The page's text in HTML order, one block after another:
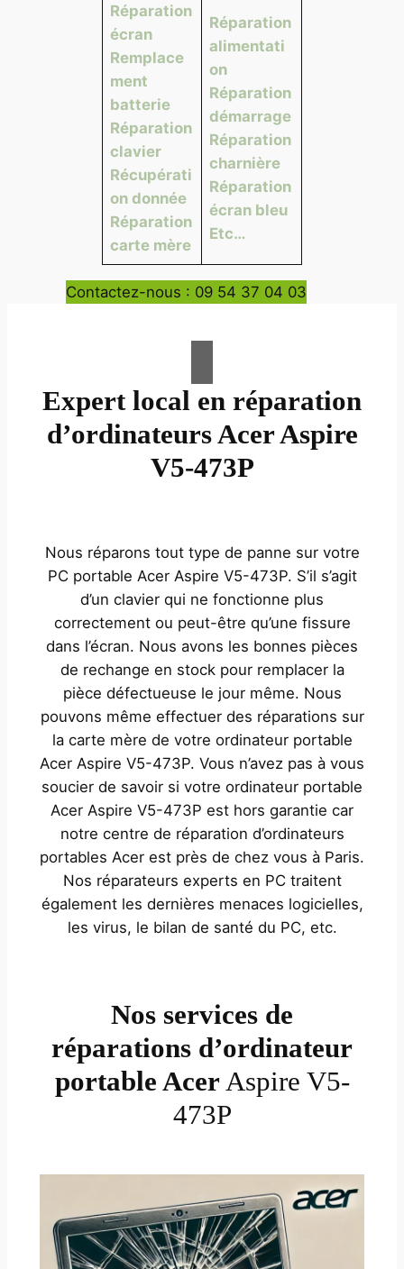
Réparation
écran
Remplace
ment
batterie
Réparation
clavier
Récupérati
on donnée
Réparation
carte mère
Réparation
alimentati
on
Réparation
démarrage
Réparation
charnière
Réparation
écran bleu
Etc…
Contactez-nous : 09 54 37 04 03
Expert local en réparation
d’ordinateurs Acer Aspire
V5-473P
Nous réparons tout type de panne sur votre
PC portable Acer Aspire V5-473P. S’il s’agit
d’un clavier qui ne fonctionne plus
correctement ou peut-être qu’une fissure
dans l’écran. Nous avons les bonnes pièces
de rechange en stock pour remplacer la
pièce défectueuse le jour même. Nous
pouvons même effectuer des réparations sur
la carte mère de votre ordinateur portable
Acer Aspire V5-473P. Vous n’avez pas à vous
soucier de savoir si votre ordinateur portable
Acer Aspire V5-473P est hors garantie car
notre centre de réparation d’ordinateurs
portables Acer est près de chez vous à Paris.
Nos réparateurs experts en PC traitent
également les dernières menaces logicielles,
les virus, le bilan de santé du PC, etc.
Nos services de
réparations d’ordinateur
portable Acer Aspire V5-
473P